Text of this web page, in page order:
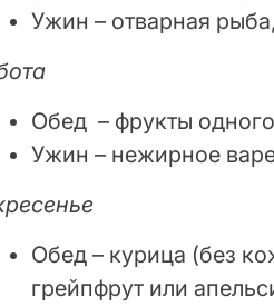
Ужин – отварная
Обед – фрукты
Ужин – нежирное
Обед – курица (без
грейпфрут или